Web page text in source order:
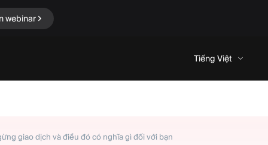
webinar
Tiếng Việt
giao dịch và điều đó có nghĩa gì đối với bạn